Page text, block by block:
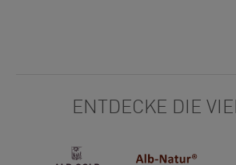
ENTDECKE DIE